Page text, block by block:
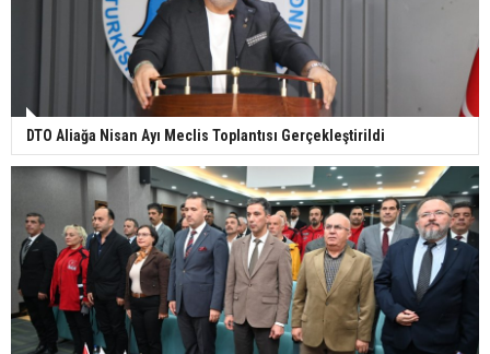
DTO Aliağa Nisan Ayı Meclis Toplantısı Gerçekleştirildi